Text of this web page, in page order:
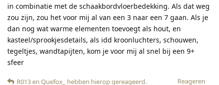
in combinatie met de schaakbordvloerbedekking. Als dat weg
zou zijn, zou het voor mij al van een 3 naar een 7 gaan. Als je
dan nog wat warme elementen toevoegt als hout, en
kasteel/sprookjesdetails, als idd kroonluchters, schouwen,
tegeltjes, wandtapijten, kom je voor mij al snel bij een 9+
sfeer
Reageren
R013en Quefox_ hebben hierop gereageerd.